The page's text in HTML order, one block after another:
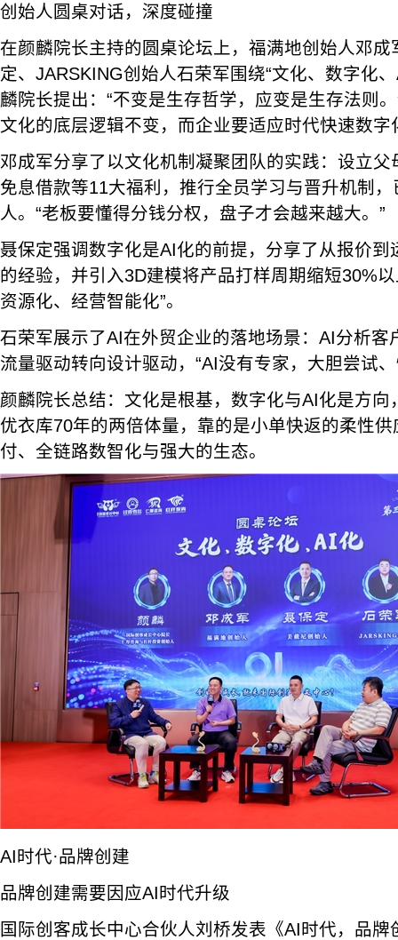
创始人圆桌对话，深度碰撞
在颜麟院长主持的圆桌论坛上，福满地创始人邓
定、JARSKING创始人石荣军围绕“文化、数字化
麟院长提出：“不变是生存哲学，应变是生存法则
文化的底层逻辑不变，而企业要适应时代快速数字
邓成军分享了以文化机制凝聚团队的实践：设立
免息借款等11大福利，推行全员学习与晋升机制
人。“老板要懂得分钱分权，盘子才会越来越大。”
聂保定强调数字化是AI化的前提，分享了从报价到
的经验，并引入3D建模将产品打样周期缩短30%
资源化、经营智能化”。
石荣军展示了AI在外贸企业的落地场景：AI分析客
流量驱动转向设计驱动，“AI没有专家，大胆尝试
颜麟院长总结：文化是根基，数字化与AI化是方向
优衣库70年的两倍体量，靠的是小单快返的柔性
付、全链路数智化与强大的生态。
AI时代·品牌创建
品牌创建需要因应AI时代升级
国际创客成长中心合伙人刘桥发表《AI时代，品